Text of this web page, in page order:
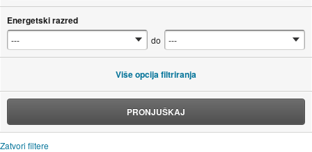
Energetski razred
do
Više opcija filtriranja
PRONJUŠKAJ
Zatvori filtere